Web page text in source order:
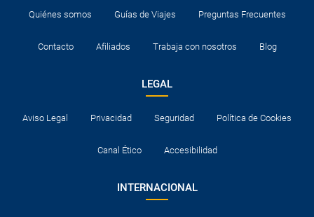
Quiénes somos Guías de Viajes Preguntas Frecuentes
Contacto Afiliados Trabaja con nosotros Blog
LEGAL
Aviso Legal Privacidad Seguridad Política de Cookies
Canal Ético Accesibilidad
INTERNACIONAL